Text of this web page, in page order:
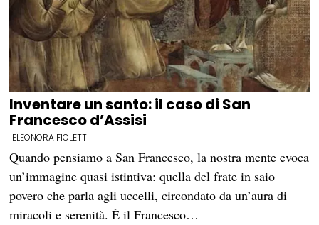
Inventare un santo: il caso di San
Francesco d’Assisi
ELEONORA FIOLETTI
Quando pensiamo a San Francesco, la nostra mente evoca
un’immagine quasi istintiva: quella del frate in saio
povero che parla agli uccelli, circondato da un’aura di
miracoli e serenità. È il Francesco…